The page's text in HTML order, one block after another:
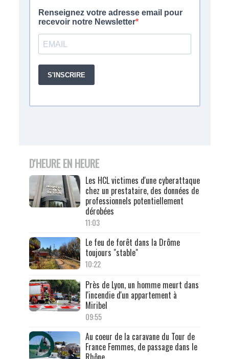
D'HEURE EN HEURE
Les HCL victimes d'une cyberattaque
chez un prestataire, des données de
professionnels potentiellement
dérobées
11:03
Le feu de forêt dans la Drôme
toujours "stable"
10:22
Près de Lyon, un homme meurt dans
l'incendie d'un appartement à
Miribel
09:55
Au coeur de la caravane du Tour de
France Femmes, de passage dans le